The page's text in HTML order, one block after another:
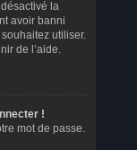
désactivé la
avoir banni
utiliser.
de l’aide.
!
mot de passe.